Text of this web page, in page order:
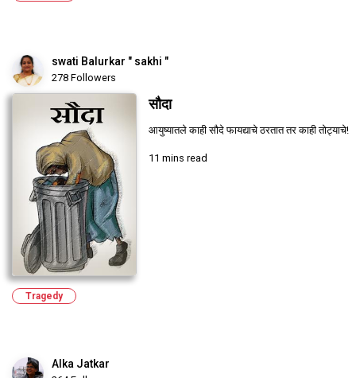
swati Balurkar " sakhi "
278 Followers
सौदा
आयुष्यातले काही सौदे फायद्याचे ठरतात तर काही तोट्याचे!
11 mins read
Tragedy
Alka Jatkar